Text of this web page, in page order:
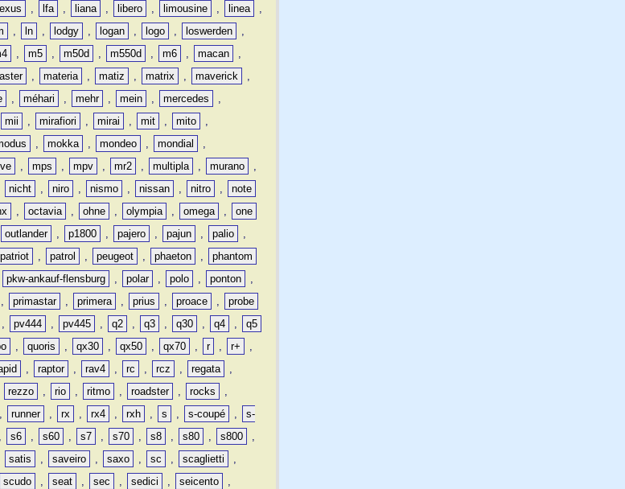
lexus , lfa , liana , libero , limousine , linea
,
, ln , lodgy , logan , logo , loswerden
,
, m5 , m50d , m550d , m6 , macan
,
, materia , matiz , matrix , maverick
,
, méhari , mehr , mein , mercedes
,
mii , mirafiori , mirai , mit , mito
,
, mokka , mondeo , mondial
,
, mps , mpv , mr2 , multipla , murano
,
nicht , niro , nismo , nissan , nitro ,
note
, octavia , ohne , olympia , omega ,
one
outlander , p1800 , pajero , pajun , palio
,
patriot , patrol , peugeot , phaeton ,
phantom
pkw-ankauf-flensburg , polar , polo , ponton
,
, primastar , primera , prius , proace ,
probe
, pv444 , pv445 , q2 , q3 , q30 , q4 ,
q5
, quoris , qx30 , qx50 , qx70 , r , r+
,
, raptor , rav4 , rc , rcz , regata
,
rezzo , rio , ritmo , roadster , rocks
,
, runner , rx , rx4 , rxh , s , s-coupé ,
s-
, s6 , s60 , s7 , s70 , s8 , s80 , s800
,
satis , saveiro , saxo , sc , scaglietti
,
scudo , seat , sec , sedici , seicento
,